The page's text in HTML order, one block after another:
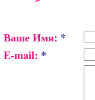
Ваше Имя: *
E-mail: *